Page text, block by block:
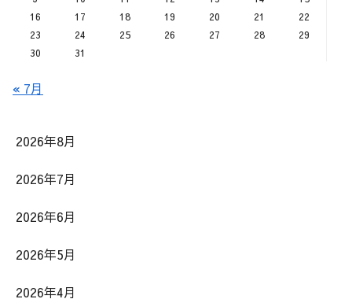
16
17 18 19 20 21
22
23
24 25 26 27 28
29
30
31
« 7月
2026年8月
2026年7月
2026年6月
2026年5月
2026年4月